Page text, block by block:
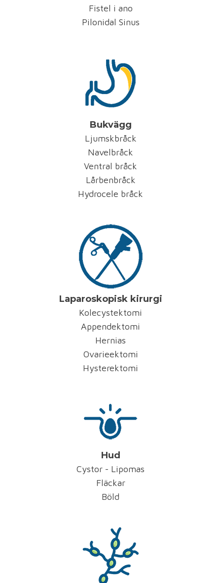
Fistel i ano
Pilonidal Sinus
Bukvägg
Ljumskbråck
Navelbråck
Ventral bråck
Lårbenbråck
Hydrocele bråck
Laparoskopisk kirurgi
Kolecystektomi
Appendektomi
Hernias
Ovarieektomi
Hysterektomi
Hud
Cystor - Lipomas
Fläckar
Böld